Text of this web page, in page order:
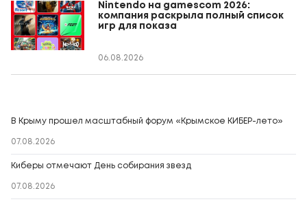
Nintendo на gamescom 2026:
компания раскрыла полный список
игр для показа
06.08.2026
В Крыму прошел масштабный форум «Крымское КИБЕР-лето»
07.08.2026
Киберы отмечают День собирания звезд
07.08.2026